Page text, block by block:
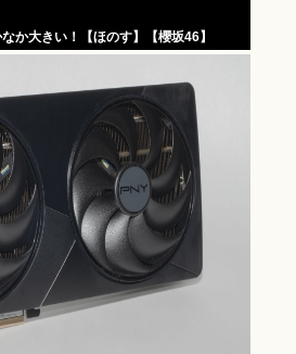
か大きい！【ほのす】【櫻坂46】